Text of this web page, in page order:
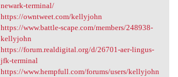
newark-terminal/
https://owntweet.com/kellyjohn
https://www.battle-scape.com/members/248938-
kellyjohn
https://forum.realdigital.org/d/26701-aer-lingus-
jfk-terminal
https://www.hempfull.com/forums/users/kellyjohn